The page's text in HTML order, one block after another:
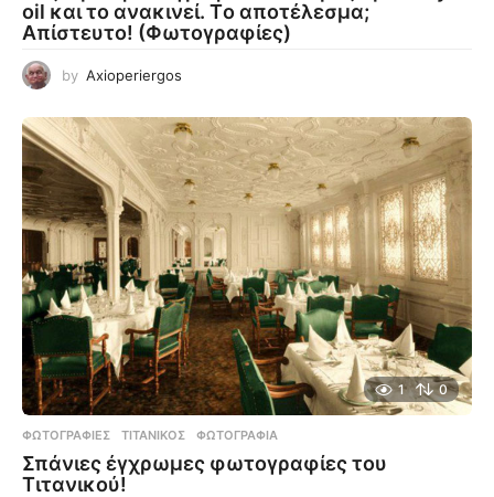
oil και το ανακινεί. Tο αποτέλεσμα;
Απίστευτο! (Φωτογραφίες)
by Axioperiergos
1 0
ΦΩΤΟΓΡΑΦΊΕΣ ΤΙΤΑΝΙΚΌΣ ,ΦΩΤΟΓΡΑΦΊΑ
Σπάνιες έγχρωμες φωτογραφίες του
Τιτανικού!